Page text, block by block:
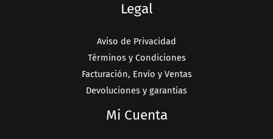
Legal
Aviso de Privacidad
Términos y Condiciones
Facturación, Envío y Ventas
Devoluciones y garantias
Mi Cuenta